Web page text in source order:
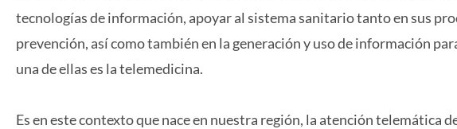
tecnologías de información, apoyar al sistema sanitario tanto en sus
prevención, así como también en la generación y uso de información
una de ellas es la telemedicina.
Es en este contexto que nace en nuestra región, la atención telemática